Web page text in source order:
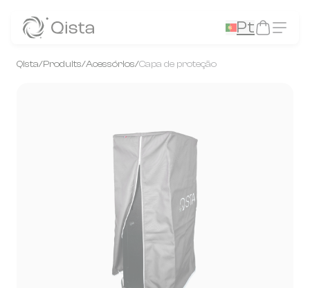
Pt
Qista/Produits/Acessórios/Capa de proteção